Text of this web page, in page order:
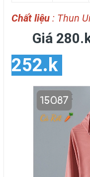
Chất liệu : Thun
Giá 280.k
252.k